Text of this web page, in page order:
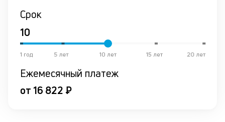
Срок
20 лет
15 лет
10 лет
5 лет
1 год
Ежемесячный платеж
от 16 822 ₽